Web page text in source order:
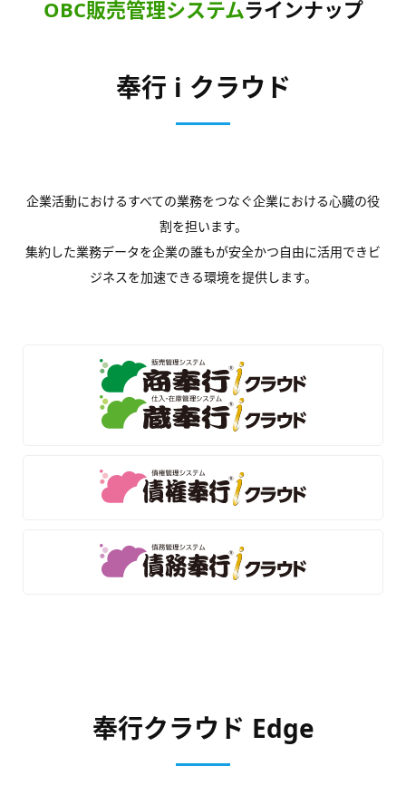
OBC販売管理システムラインナップ
奉行 i クラウド
企業活動におけるすべての業務をつなぐ企業における心臓の役
割を担います。
集約した業務データを企業の誰もが安全かつ自由に活用できビ
ジネスを加速できる環境を提供します。
奉行クラウド Edge